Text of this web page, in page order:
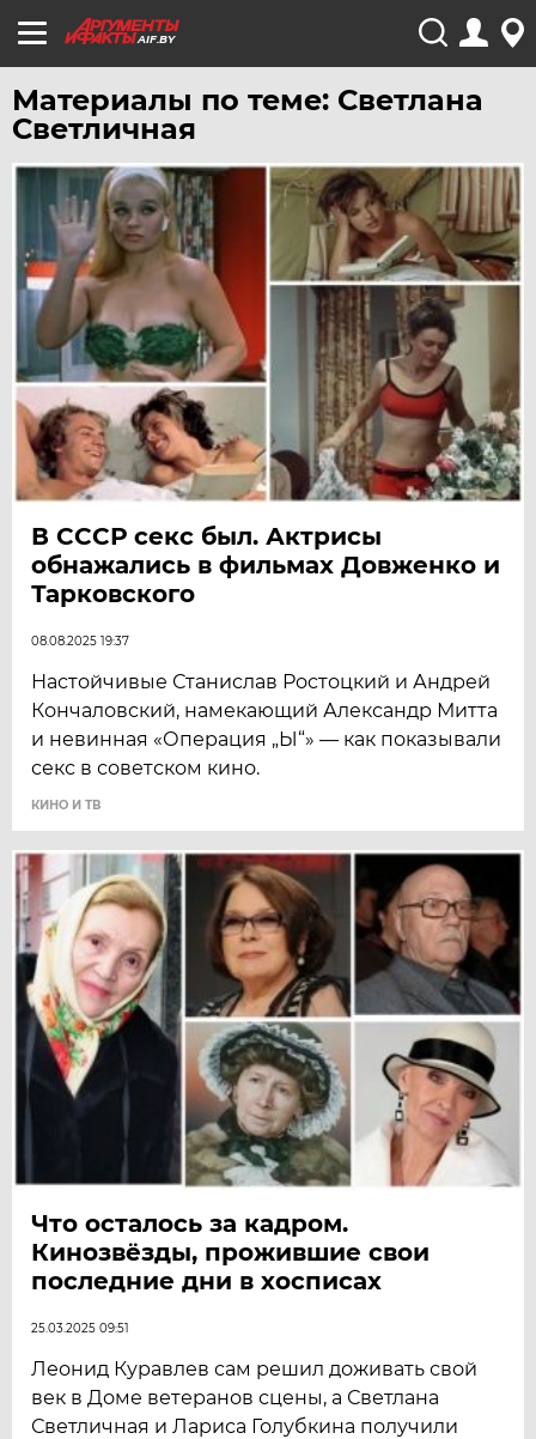
AIF.BY
Материалы по теме: Светлана
Светличная
В СССР секс был. Актрисы
обнажались в фильмах Довженко и
Тарковского
08.08.2025 19:37
Настойчивые Станислав Ростоцкий и Андрей
Кончаловский, намекающий Александр Митта
и невинная «Операция „Ы“» — как показывали
секс в советском кино.
КИНО И ТВ
Что осталось за кадром.
Кинозвёзды, прожившие свои
последние дни в хосписах
25.03.2025 09:51
Леонид Куравлев сам решил доживать свой
век в Доме ветеранов сцены, а Светлана
Светличная и Лариса Голубкина получили